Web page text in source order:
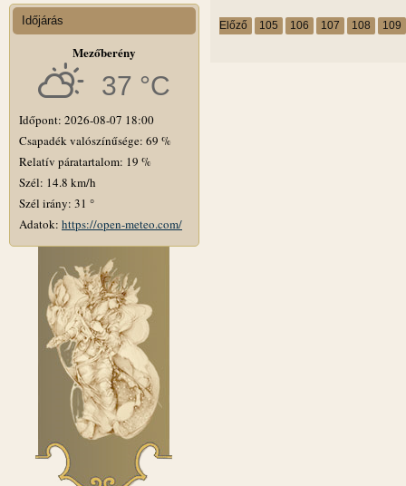
Időjárás
Mezőberény
37 °C
Időpont: 2026-08-07 18:00
Csapadék valószínűsége: 69 %
Relatív páratartalom: 19 %
Szél: 14.8 km/h
Szél irány: 31 °
Adatok: https://open-meteo.com/
Előző 105 106 107 108 109